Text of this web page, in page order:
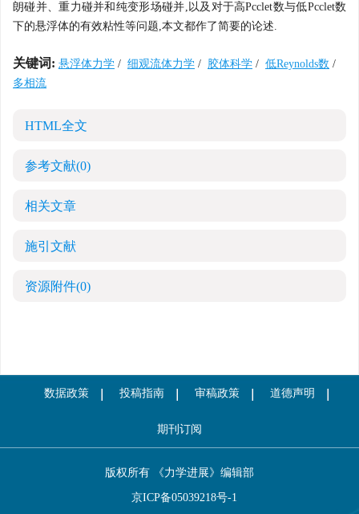
朗碰并、重力碰并和纯变形场碰并,以及对于高Pcclet数与低Pcclet数
下的悬浮体的有效粘性等问题,本文都作了简要的论述.
关键词: 悬浮体力学 / 细观流体力学 / 胶体科学 / 低Reynolds数 /
多相流
HTML全文
参考文献(0)
相关文章
施引文献
资源附件(0)
数据政策 投稿指南 审稿政策 道德声明
期刊订阅
版权所有 《力学进展》编辑部
京ICP备05039218号-1